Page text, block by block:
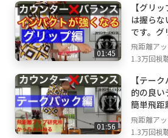
01:45
【グリ
は握らな
です。グ
の原理を
距離アッ
飛距離ア
んねる
1.3万回視
01:56
【テー
的の良い
簡単飛距
アップ❗️
飛距離ア
んねる
1.3万回視